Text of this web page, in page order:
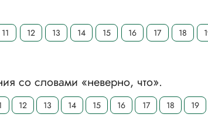
11 12 13 14 15 16 17 18
со словами «неверно, что».
12 13 14 15 16 17 18 19